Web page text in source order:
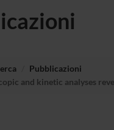
Pubblicazioni
and kinetic analyses